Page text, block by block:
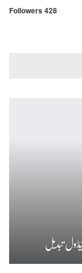
Followers 428
تبدیل